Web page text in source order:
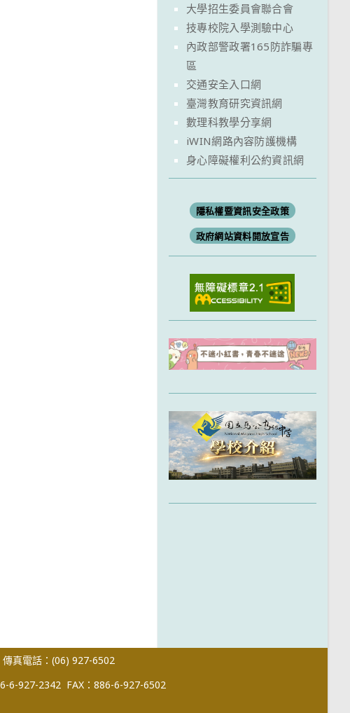
大學招生委員會聯合會
技專校院入學測驗中心
內政部警政署165防詐騙專
區
交通安全入口網
臺灣教育研究資訊網
數理科教學分享網
iWIN網路內容防護機構
身心障礙權利公約資訊網
隱私權暨資訊安全政策
政府網站資料開放宣告
傳真電話：(06) 927-6502
6-927-2342 FAX：886-6-927-6502